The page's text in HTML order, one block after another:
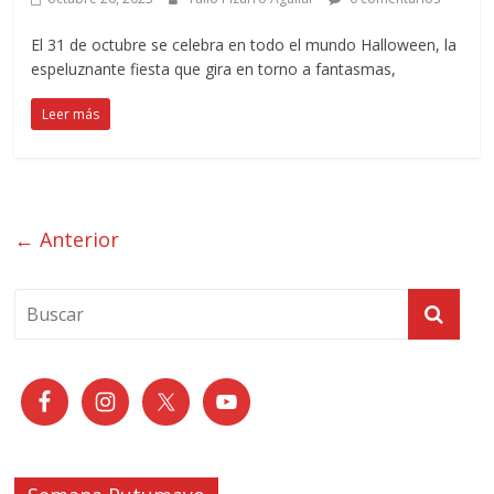
El 31 de octubre se celebra en todo el mundo Halloween, la
espeluznante fiesta que gira en torno a fantasmas,
Leer más
← Anterior